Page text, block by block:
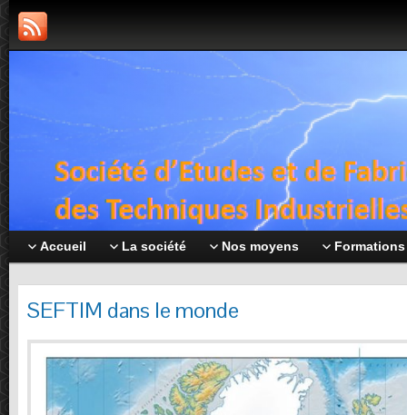
Accueil La société Nos moyens Formations
SEFTIM dans le monde